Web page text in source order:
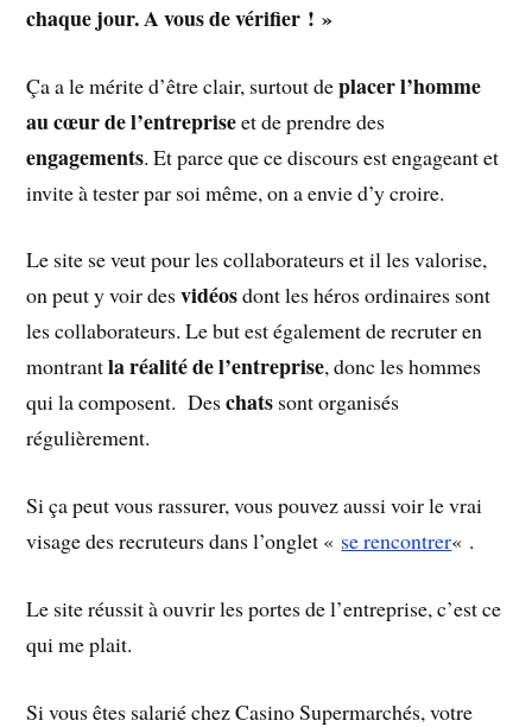
chaque jour. A vous de vérifier ! »
Ça a le mérite d’être clair, surtout deplacer l’homme
au cœur de l’entrepriseet de prendre des
engagements. Et parce que ce discours est engageant et
invite à tester par soi même, on a envie d’y croire.
Le site se veut pour les collaborateurs et il les valorise,
on peut y voir desvidéosdont les héros ordinaires sont
les collaborateurs. Le but est également de recruter en
montrantla réalité de l’entreprise, donc les hommes
qui la composent. Deschats sont organisés
régulièrement.
Si ça peut vous rassurer, vous pouvez aussi voir le vrai
visage des recruteurs dans l’onglet « se rencontrer« .
Le site réussit à ouvrir les portes de l’entreprise, c’est ce
qui me plait.
Si vous êtes salarié chez Casino Supermarchés, votre